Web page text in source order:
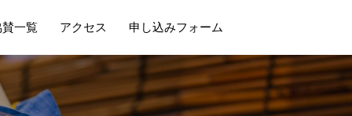
一覧 アクセス 申し込みフォーム